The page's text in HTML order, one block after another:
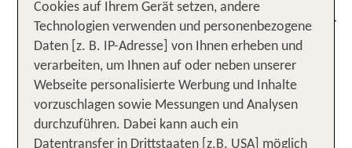
Ein Urlaub an der polnischen Ostsee garantiert Dir
unbeschwerte Ferienfreuden mit viel Flair. Du
musst nicht in die Ferne schweifen und eine lange
und stressige Anfahrt auf Dich nehmen, um an
feinsandigen Traumstränden zu entspannen. Nur
wenige Kilometer hinter der deutschen Grenze
bieten sich Dir endlos scheinende
Cookies auf Ihrem Gerät setzen, andere
Technologien verwenden und personenbezogene
Daten [z. B. IP-Adresse] von Ihnen erheben und
verarbeiten, um Ihnen auf oder neben unserer
Webseite personalisierte Werbung und Inhalte
vorzuschlagen sowie Messungen und Analysen
durchzuführen. Dabei kann auch ein
Datentransfer in Drittstaaten [z.B. USA] möglich